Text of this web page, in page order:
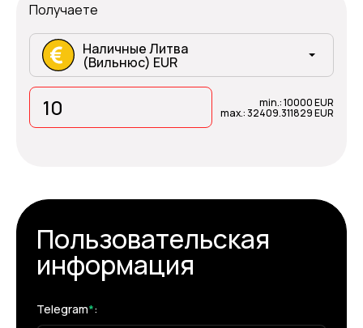
Получаете
Наличные Литва
(Вильнюс) EUR
min.: 10000 EUR
max.: 32409.311829 EUR
Пользовательская
информация
Telegram*: